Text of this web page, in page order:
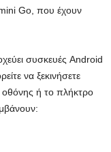
Go, που έχουν
συσκευές Android
να ξεκινήσετε
οθόνης ή το πλήκτρο